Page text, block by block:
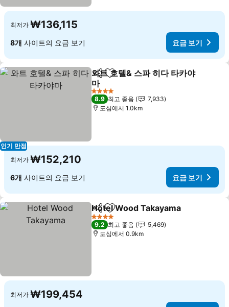
최저가 ₩136,115
8개 사이트의 요금 보기 요금 보기
인기 만점
공유 즐겨찾기에 추가
와트 호텔& 스파 히다 타카야
마
요금 보기
4 성급
8.9 최고 좋음
7,933
도심에서 1.0km
최저가 ₩152,210
6개 사이트의 요금 보기 요금 보기
공유 즐겨찾기에 추가
Hotel Wood Takayama
4 성급
9.2 최고 좋음
5,469
도심에서 0.9km
최저가 ₩199,454